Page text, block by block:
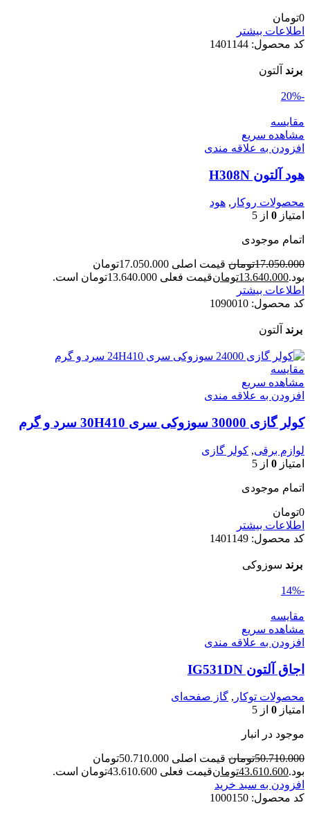
0تومان
اطلاعات بیشتر
کد محصول: 1401144
برند آلتون
-20%
مقایسه
مشاهده سریع
افزودن به علاقه مندی
هود آلتون H308N
محصولات روکار , هود
امتیاز 0 از 5
اتمام موجودی
17.050.000تومان
قیمت اصلی 17.050.000تومان
بود.13.640.000تومانقیمت فعلی 13.640.000تومان است.
اطلاعات بیشتر
کد محصول: 1090010
برند آلتون
مقایسه
مشاهده سریع
افزودن به علاقه مندی
کولر گازی 30000 سوزوکی سری 30H410 سرد و گرم
لوازم برقی, کولر گازی
امتیاز 0 از 5
اتمام موجودی
0تومان
اطلاعات بیشتر
کد محصول: 1401149
برند سوزوکی
-14%
مقایسه
مشاهده سریع
افزودن به علاقه مندی
اجاق آلتون IG531DN
محصولات توکار , گاز صفحه‌ای
امتیاز 0 از 5
موجود در انبار
50.710.000تومان
قیمت اصلی 50.710.000تومان
بود.43.610.600تومانقیمت فعلی 43.610.600تومان است.
افزودن به سبد خرید
کد محصول: 1000150